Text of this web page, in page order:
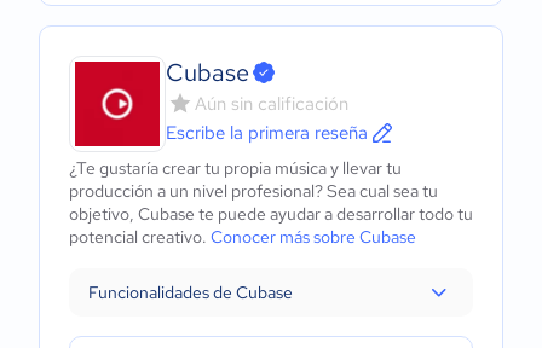
Cubase
Aún sin calificación
Escribe la primera reseña
¿Te gustaría crear tu propia música y llevar tu
producción a un nivel profesional? Sea cual sea tu
objetivo, Cubase te puede ayudar a desarrollar todo tu
potencial creativo. Conocer más sobre Cubase
Funcionalidades de Cubase